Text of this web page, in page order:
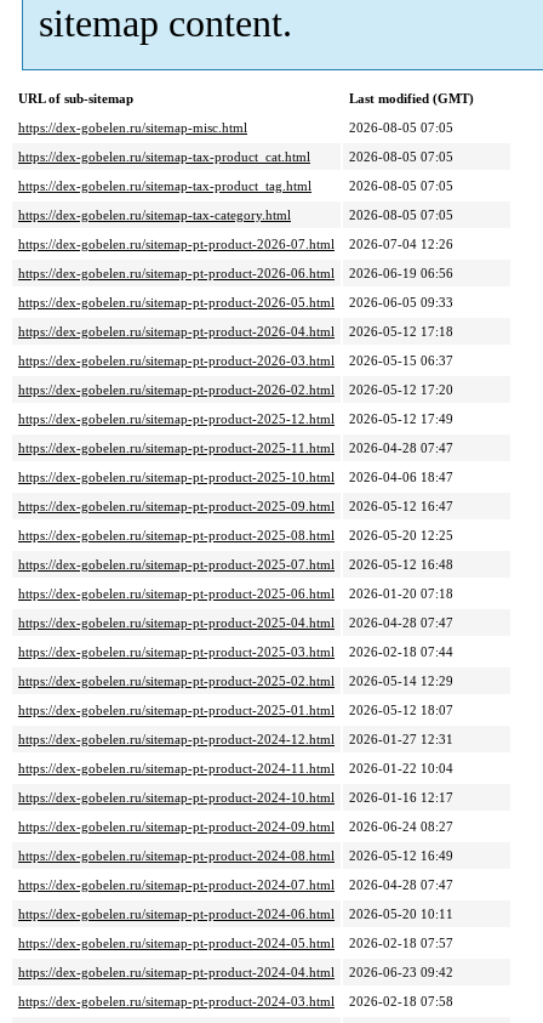
sitemap content.
URL of sub-sitemap
Last modified (GMT)
https://dex-gobelen.ru/sitemap-misc.html
2026-08-05 07:05
https://dex-gobelen.ru/sitemap-tax-product_cat.html
2026-08-05 07:05
https://dex-gobelen.ru/sitemap-tax-product_tag.html
2026-08-05 07:05
https://dex-gobelen.ru/sitemap-tax-category.html
2026-08-05 07:05
https://dex-gobelen.ru/sitemap-pt-product-2026-07.html
2026-07-04 12:26
https://dex-gobelen.ru/sitemap-pt-product-2026-06.html
2026-06-19 06:56
https://dex-gobelen.ru/sitemap-pt-product-2026-05.html
2026-06-05 09:33
https://dex-gobelen.ru/sitemap-pt-product-2026-04.html
2026-05-12 17:18
https://dex-gobelen.ru/sitemap-pt-product-2026-03.html
2026-05-15 06:37
https://dex-gobelen.ru/sitemap-pt-product-2026-02.html
2026-05-12 17:20
https://dex-gobelen.ru/sitemap-pt-product-2025-12.html
2026-05-12 17:49
https://dex-gobelen.ru/sitemap-pt-product-2025-11.html
2026-04-28 07:47
https://dex-gobelen.ru/sitemap-pt-product-2025-10.html
2026-04-06 18:47
https://dex-gobelen.ru/sitemap-pt-product-2025-09.html
2026-05-12 16:47
https://dex-gobelen.ru/sitemap-pt-product-2025-08.html
2026-05-20 12:25
https://dex-gobelen.ru/sitemap-pt-product-2025-07.html
2026-05-12 16:48
https://dex-gobelen.ru/sitemap-pt-product-2025-06.html
2026-01-20 07:18
https://dex-gobelen.ru/sitemap-pt-product-2025-04.html
2026-04-28 07:47
https://dex-gobelen.ru/sitemap-pt-product-2025-03.html
2026-02-18 07:44
https://dex-gobelen.ru/sitemap-pt-product-2025-02.html
2026-05-14 12:29
https://dex-gobelen.ru/sitemap-pt-product-2025-01.html
2026-05-12 18:07
https://dex-gobelen.ru/sitemap-pt-product-2024-12.html
2026-01-27 12:31
https://dex-gobelen.ru/sitemap-pt-product-2024-11.html
2026-01-22 10:04
https://dex-gobelen.ru/sitemap-pt-product-2024-10.html
2026-01-16 12:17
https://dex-gobelen.ru/sitemap-pt-product-2024-09.html
2026-06-24 08:27
https://dex-gobelen.ru/sitemap-pt-product-2024-08.html
2026-05-12 16:49
https://dex-gobelen.ru/sitemap-pt-product-2024-07.html
2026-04-28 07:47
https://dex-gobelen.ru/sitemap-pt-product-2024-06.html
2026-05-20 10:11
https://dex-gobelen.ru/sitemap-pt-product-2024-05.html
2026-02-18 07:57
https://dex-gobelen.ru/sitemap-pt-product-2024-04.html
2026-06-23 09:42
https://dex-gobelen.ru/sitemap-pt-product-2024-03.html
2026-02-18 07:58